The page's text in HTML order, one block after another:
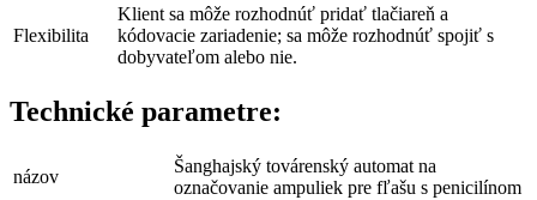
Flexibilita
Klient sa môže rozhodnúť pridať tlačiareň a
kódovacie zariadenie; sa môže rozhodnúť spojiť s
dobyvateľom alebo nie.
Technické parametre:
názov
Šanghajský továrenský automat na
označovanie ampuliek pre fľašu s penicilínom